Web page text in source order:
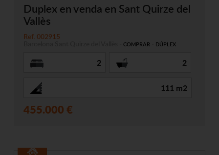
Duplex en venda en Sant Quirze del
Vallès
Ref. 002915
- COMPRAR - DÚPLEX
2 2
111 m2
455.000 €